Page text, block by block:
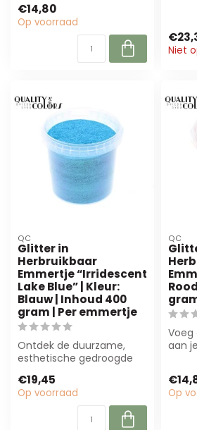
emmertje ...
€14,80
Op voorraad
Niet
QC
Glitter in
Herbruikbaar
Emmertje “Irridescent
Lake Blue” | Kleur:
Blauw | Inhoud 400
gram | Per emmertje
Ontdek de duurzame,
esthetische gedroogde
BV. Perfect vo...
€19,45
Op voorraad
QC
Voeg
aan
Op